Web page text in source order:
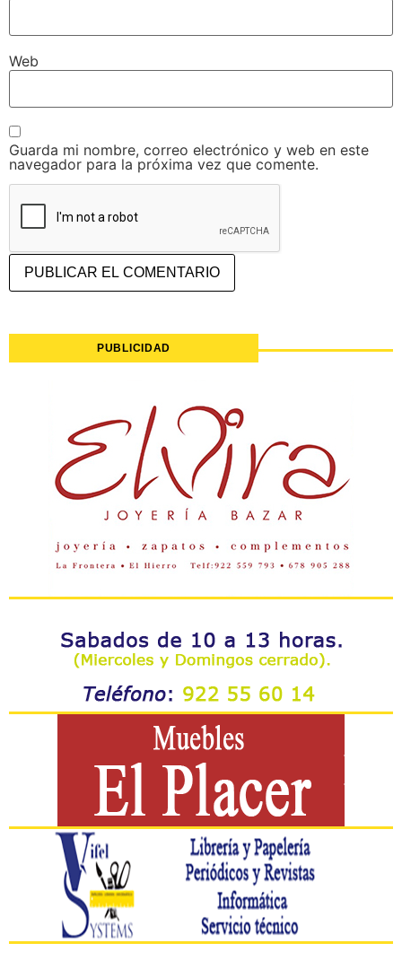
Web
Guarda mi nombre, correo electrónico y web en este
navegador para la próxima vez que comente.
PUBLICIDAD